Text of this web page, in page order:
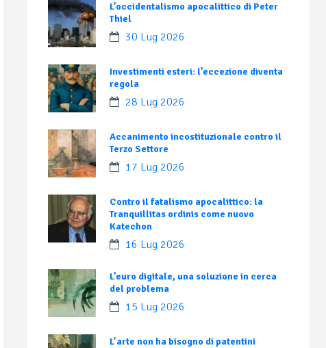
L’occidentalismo apocalittico di Peter
Thiel
30 Lug 2026
Investimenti esteri: l’eccezione diventa
regola
28 Lug 2026
Accanimento incostituzionale contro il
Terzo Settore
17 Lug 2026
Contro il fatalismo apocalittico: la
Tranquillitas ordinis come nuovo
Katechon
16 Lug 2026
L’euro digitale, una soluzione in cerca
del problema
15 Lug 2026
L’arte non ha bisogno di patentini